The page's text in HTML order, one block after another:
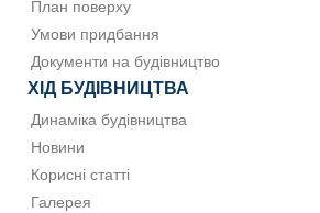
План поверху
Умови придбання
Документи на будівництво
ХІД БУДІВНИЦТВА
Динаміка будівництва
Новини
Корисні статті
Галерея